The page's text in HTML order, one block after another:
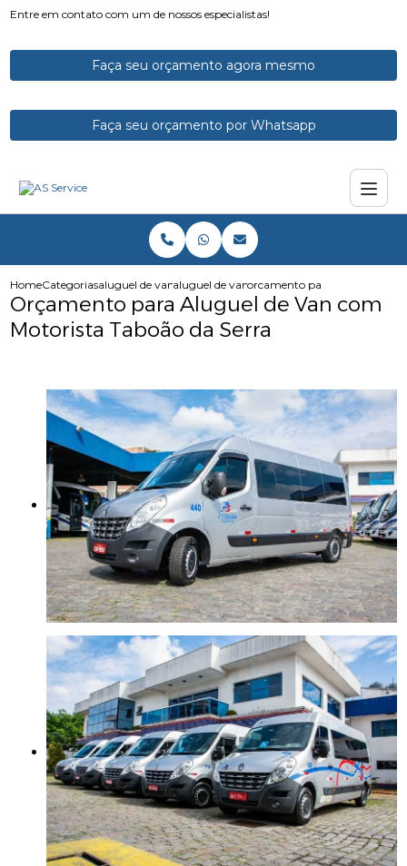
Entre em contato com um de nossos especialistas!
Faça seu orçamento agora mesmo
Faça seu orçamento por Whatsapp
HomeCategoriasaluguel de vansaluguel de vans para feirasorcamento para aluguel de
Orçamento para Aluguel de Van com
Motorista Taboão da Serra